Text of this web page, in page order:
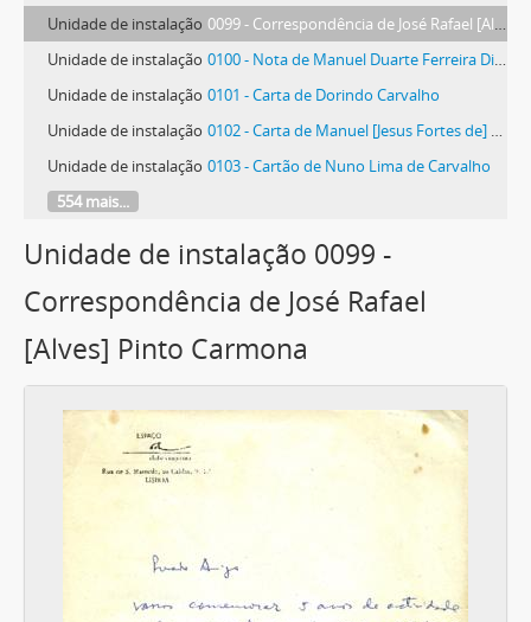
Unidade de instalação 0099 - Correspondência de José Rafael [Alves] Pinto Carmona
Unidade de instalação 0100 - Nota de Manuel Duarte Ferreira Dias Carvalheiro
Unidade de instalação 0101 - Carta de Dorindo Carvalho
Unidade de instalação 0102 - Carta de Manuel [Jesus Fortes de] Carvalho
Unidade de instalação 0103 - Cartão de Nuno Lima de Carvalho
554 mais...
Unidade de instalação 0099 -
Correspondência de José Rafael
[Alves] Pinto Carmona